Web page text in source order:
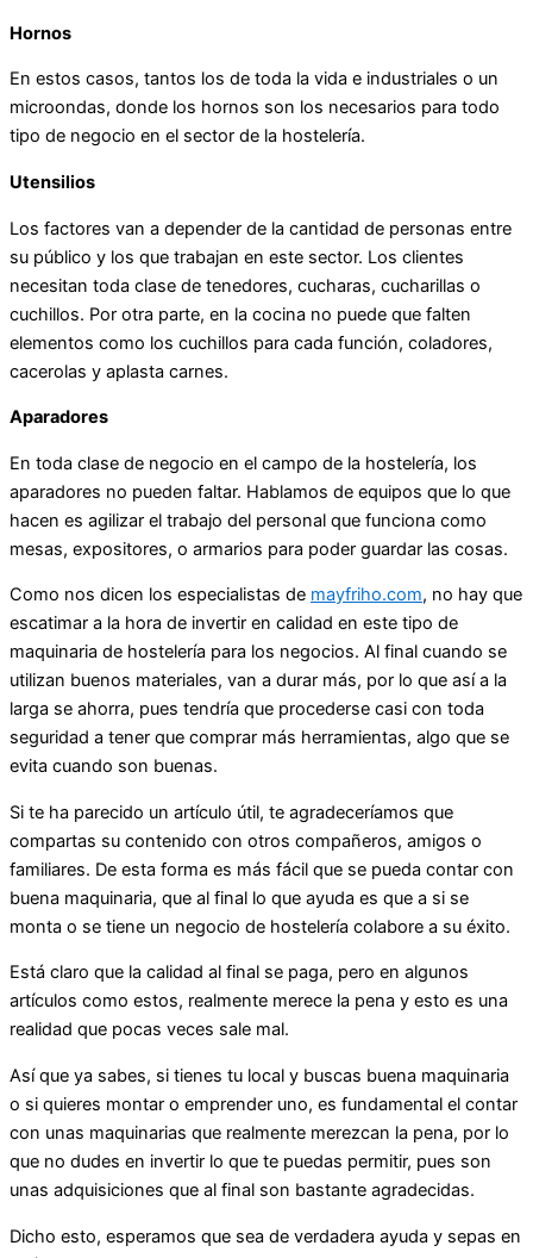
Hornos
En estos casos, tantos los de toda la vida e industriales o un
microondas, donde los hornos son los necesarios para todo
tipo de negocio en el sector de la hostelería.
Utensilios
Los factores van a depender de la cantidad de personas entre
su público y los que trabajan en este sector. Los clientes
necesitan toda clase de tenedores, cucharas, cucharillas o
cuchillos. Por otra parte, en la cocina no puede que falten
elementos como los cuchillos para cada función, coladores,
cacerolas y aplasta carnes.
Aparadores
En toda clase de negocio en el campo de la hostelería, los
aparadores no pueden faltar. Hablamos de equipos que lo que
hacen es agilizar el trabajo del personal que funciona como
mesas, expositores, o armarios para poder guardar las cosas.
Como nos dicen los especialistas de mayfriho.com, no hay que
escatimar a la hora de invertir en calidad en este tipo de
maquinaria de hostelería para los negocios. Al final cuando se
utilizan buenos materiales, van a durar más, por lo que así a la
larga se ahorra, pues tendría que procederse casi con toda
seguridad a tener que comprar más herramientas, algo que se
evita cuando son buenas.
Si te ha parecido un artículo útil, te agradeceríamos que
compartas su contenido con otros compañeros, amigos o
familiares. De esta forma es más fácil que se pueda contar con
buena maquinaria, que al final lo que ayuda es que a si se
monta o se tiene un negocio de hostelería colabore a su éxito.
Está claro que la calidad al final se paga, pero en algunos
artículos como estos, realmente merece la pena y esto es una
realidad que pocas veces sale mal.
Así que ya sabes, si tienes tu local y buscas buena maquinaria
o si quieres montar o emprender uno, es fundamental el contar
con unas maquinarias que realmente merezcan la pena, por lo
que no dudes en invertir lo que te puedas permitir, pues son
unas adquisiciones que al final son bastante agradecidas.
Dicho esto, esperamos que sea de verdadera ayuda y sepas en